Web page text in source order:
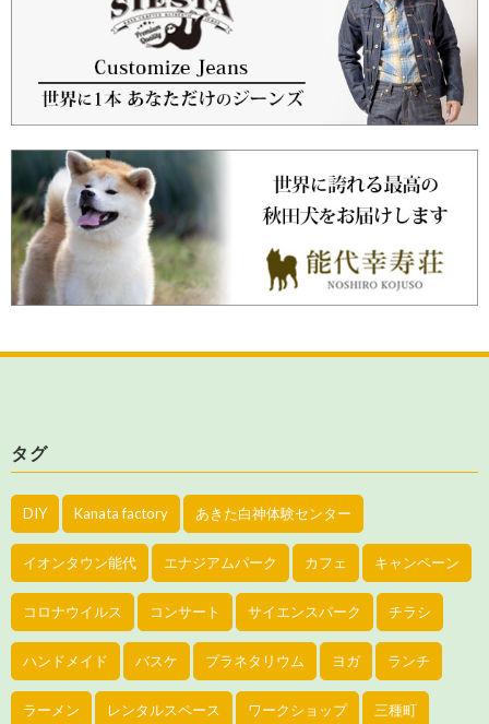
タグ
DIY Kanata factory あきた白神体験センター
イオンタウン能代 エナジアムパーク カフェ キャンペーン
コロナウイルス コンサート サイエンスパーク チラシ
ハンドメイド バスケ プラネタリウム ヨガ ランチ
ラーメン レンタルスペース ワークショップ 三種町